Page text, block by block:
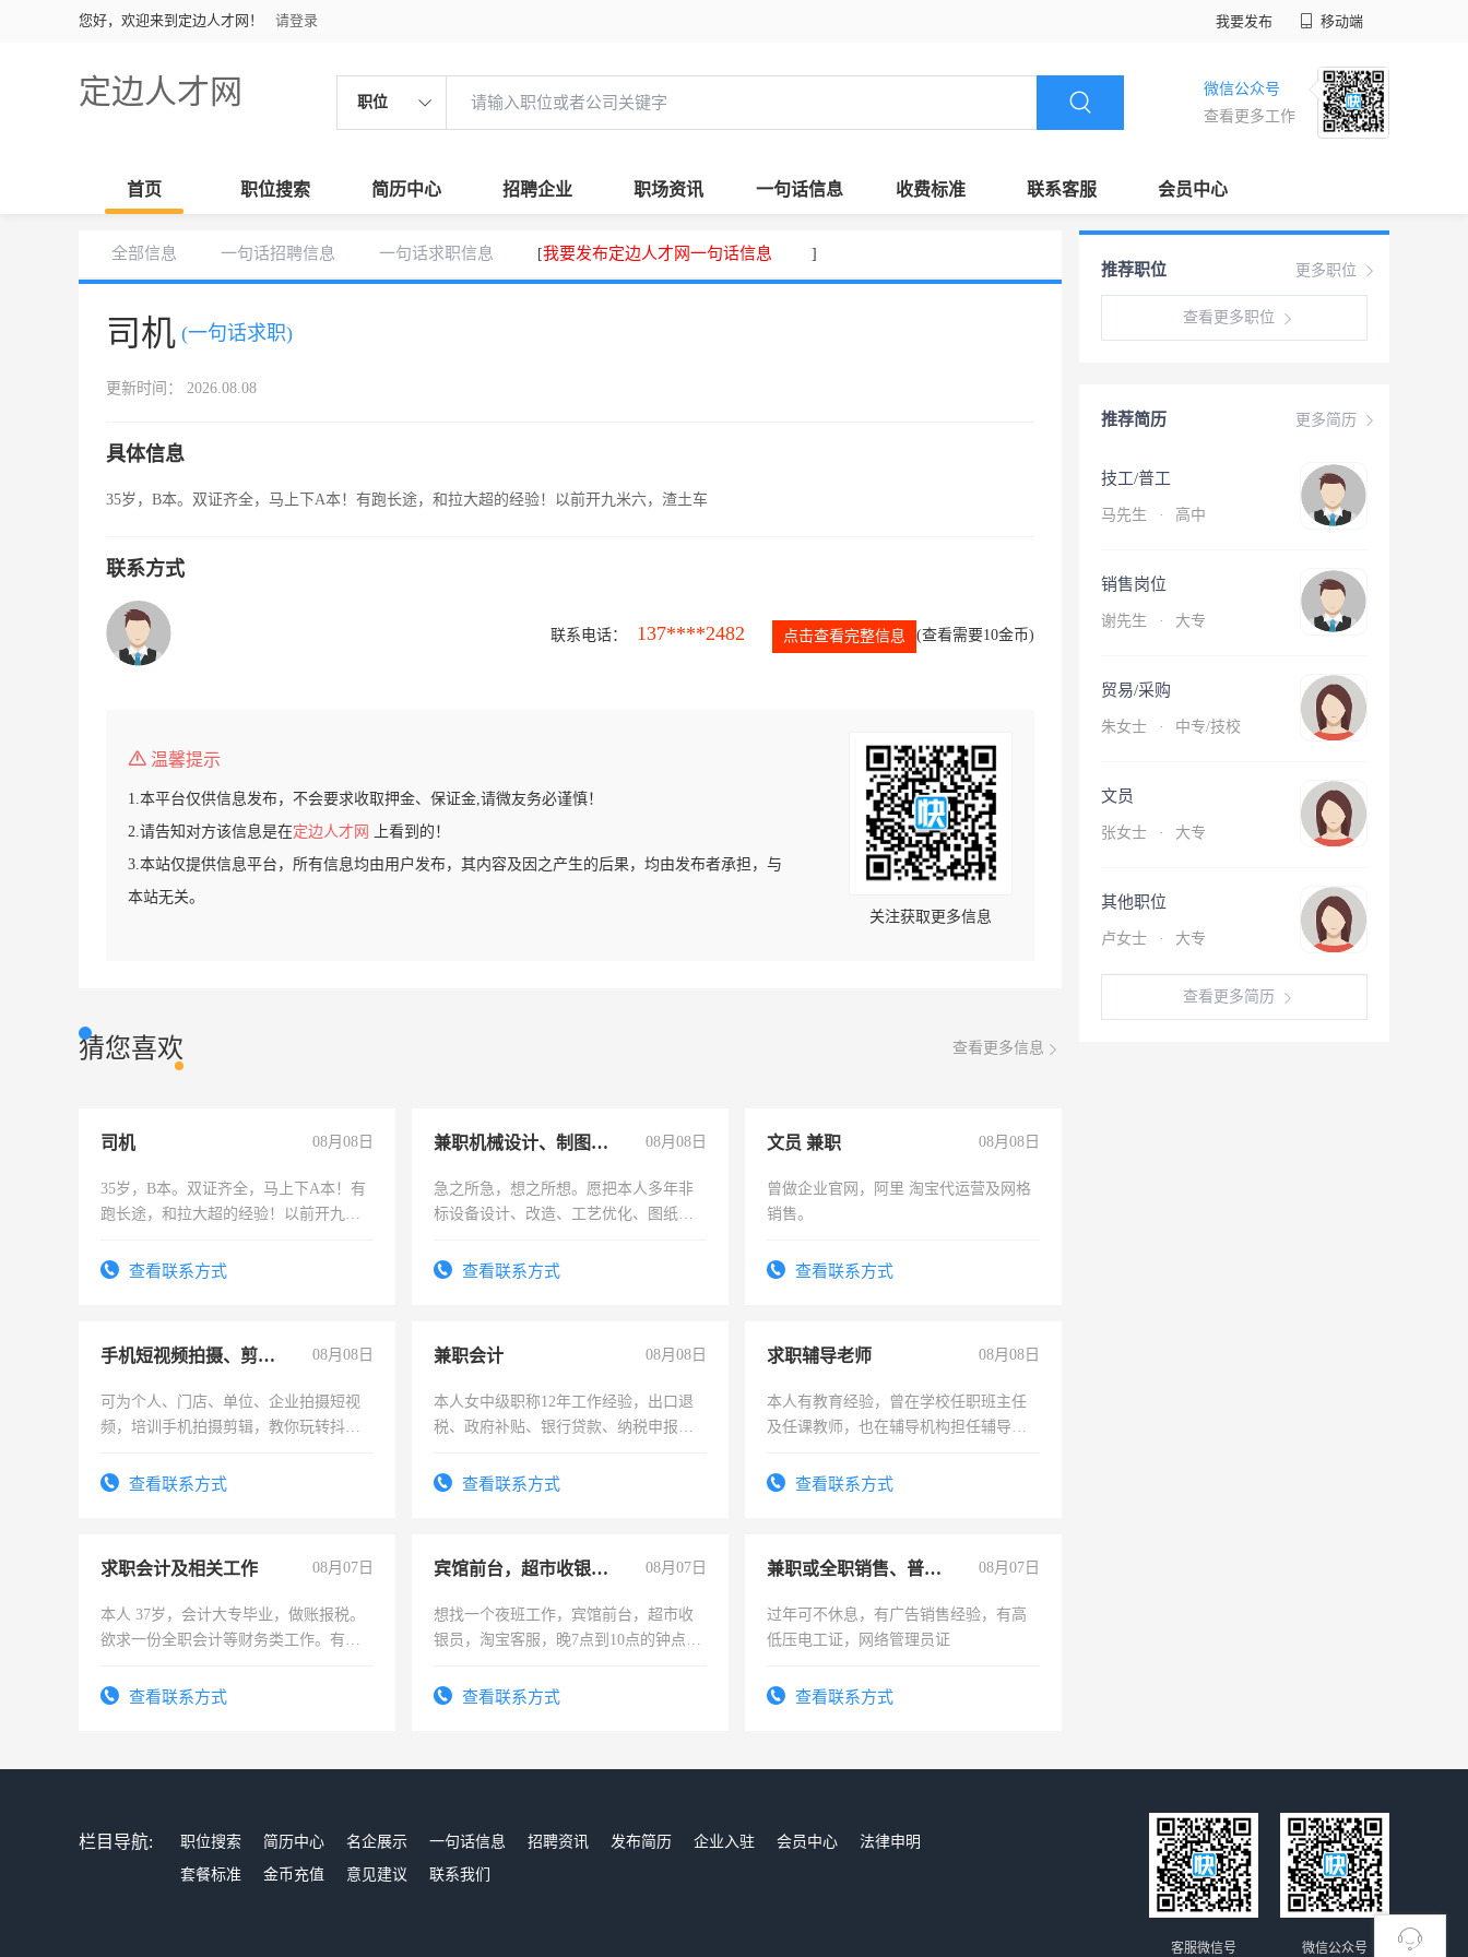
您好，欢迎来到定边人才网！ 请登录 我要发布 移动端
定边人才网 职位
微信公众号
查看更多工作
首页 职位搜索 简历中心 招聘企业 职场资讯 一句话信息 收费标准 联系客服 会员中心
全部信息 一句话招聘信息 一句话求职信息 [我要发布定边人才网一句话信息 ]
司机 (一句话求职)
更新时间： 2026.08.08
具体信息
35岁，B本。双证齐全，马上下A本！有跑长途，和拉大超的经验！以前开九米六，渣土车
联系方式
联系电话： 137****2482 点击查看完整信息 (查看需要10金币)
温馨提示
1.本平台仅供信息发布，不会要求收取押金、保证金,请微友务必谨慎！
2.请告知对方该信息是在定边人才网
上看到的！
3.本站仅提供信息平台，所有信息均由用户发布，其内容及因之产生的后果，均由发布者承担，与
本站无关。
关注获取更多信息
猜您喜欢 查看更多信息
司机 08月08日
35岁，B本。双证齐全，马上下A本！有
跑长途，和拉大超的经验！以前开九米
查看联系方式
兼职机械设计、制图、设备改造 08月08日
急之所急，想之所想。愿把本人多年非
标设备设计、改造、工艺优化、图纸制
结识有识之士，共享未来。
查看联系方式
文员 兼职 08月08日
曾做企业官网，阿里 淘宝代运营及网格
销售。
查看联系方式
手机短视频拍摄、剪辑、抖音快手 08月08日
可为个人、门店、单位、企业拍摄短视
频，培训手机拍摄剪辑，教你玩转抖音
频，培训手机拍摄剪辑，教你玩转抖
查看联系方式
兼职会计 08月08日
本人女中级职称12年工作经验，出口退
税、政府补贴、银行贷款、纳税申报、
务，财务咨询等业务。欲求兼职会计工
查看联系方式
求职辅导老师 08月08日
本人有教育经验，曾在学校任职班主任
及任课教师，也在辅导机构担任辅导教
查看联系方式
求职会计及相关工作 08月07日
本人 37岁，会计大专毕业，做账报税。
欲求一份全职会计等财务类工作。有会
查看联系方式
宾馆前台，超市收银员，淘宝客服 08月07日
想找一个夜班工作，宾馆前台，超市收
银员，淘宝客服，晚7点到10点的钟点
号同微信查看联系方式
兼职或全职销售、普工、维修 08月07日
过年可不休息，有广告销售经验，有高
低压电工证，网络管理员证
查看联系方式
更多职位
推荐职位
查看更多职位
更多简历
推荐简历
技工/普工
马先生 · 高中
销售岗位
谢先生 · 大专
贸易/采购
朱女士 · 中专/技校
文员
张女士 · 大专
其他职位
卢女士 · 大专
查看更多简历
栏目导航: 职位搜索 简历中心 名企展示 一句话信息 招聘资讯 发布简历 企业入驻 会员中心
法律申明
套餐标准
金币充值 意见建议 联系我们
微信公众号
客服微信号